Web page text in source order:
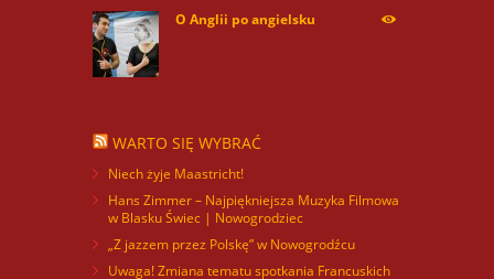
O Anglii po angielsku
WARTO SIĘ WYBRAĆ
Niech żyje Maastricht!
Hans Zimmer – Najpiękniejsza Muzyka Filmowa
w Blasku Świec | Nowogrodziec
„Z jazzem przez Polskę” w Nowogrodźcu
Uwaga! Zmiana tematu spotkania Francuskich